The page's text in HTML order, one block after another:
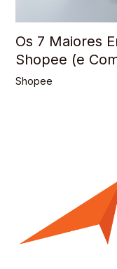
Os 7 Maiores
Shopee (e
Shopee